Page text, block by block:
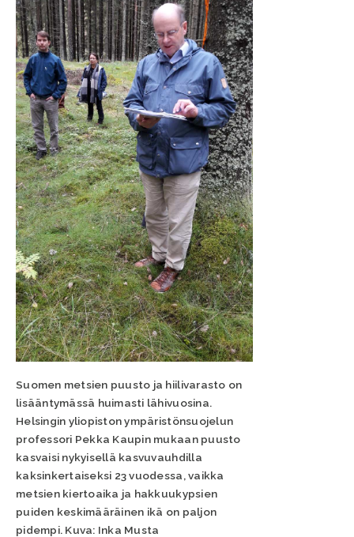
Suomen metsien puusto ja hiilivarasto on
lisääntymässä huimasti lähivuosina.
Helsingin yliopiston ympäristönsuojelun
professori Pekka Kaupin mukaan puusto
kasvaisi nykyisellä kasvuvauhdilla
kaksinkertaiseksi 23 vuodessa, vaikka
metsien kiertoaika ja hakkuukypsien
puiden keskimääräinen ikä on paljon
pidempi. Kuva: Inka Musta